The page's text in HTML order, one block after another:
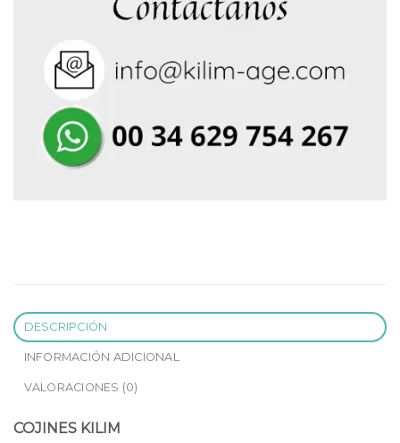
DESCRIPCIÓN
INFORMACIÓN ADICIONAL
VALORACIONES (0)
COJINES KILIM